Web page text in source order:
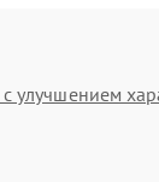
улучшением